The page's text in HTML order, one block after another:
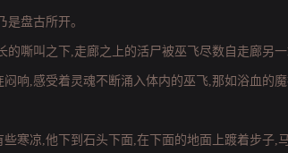
是盘古所开。
的嘶叫之下,走廊之上的活尸被巫飞尽数自走廊另
响,感受着灵魂不断涌入体内的巫飞,那如浴血的
寒凉,他下到石头下面,在下面的地面上踱着步子,